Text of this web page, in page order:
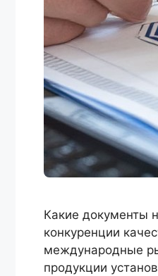
Какие документы
конкуренции
международные
продукции